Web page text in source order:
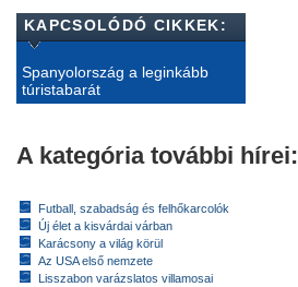
KAPCSOLÓDÓ CIKKEK:
Spanyolország a leginkább
túristabarát
A kategória további hírei:
Futball, szabadság és felhőkarcolók
Új élet a kisvárdai várban
Karácsony a világ körül
Az USA első nemzete
Lisszabon varázslatos villamosai